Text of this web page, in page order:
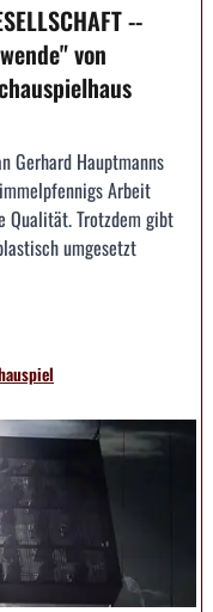
--
von
Gerhard Hauptmanns
Arbeit
Trotzdem gibt
umgesetzt